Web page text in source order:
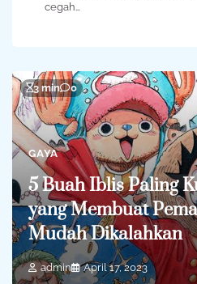
cegah…
3 min 0
GAYA
5 Buah Iblis Paling
yang Membuat
Mudah Dikalahkan
admin
April 17, 2023